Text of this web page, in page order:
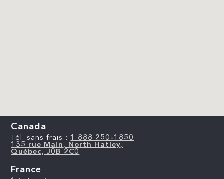
Canada
Tél. sans frais : 1 888 250-1850
135 rue Main, North Hatley,
Québec, J0B 2C0
France